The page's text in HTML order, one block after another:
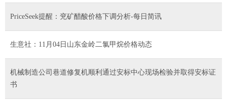
PriceSeek提醒：兖矿醋酸价格下调分析-每日简讯
生意社：11月04日山东金岭二氯甲烷价格动态
机械制造公司巷道修复机顺利通过安标中心现场检验并取得安标证
书